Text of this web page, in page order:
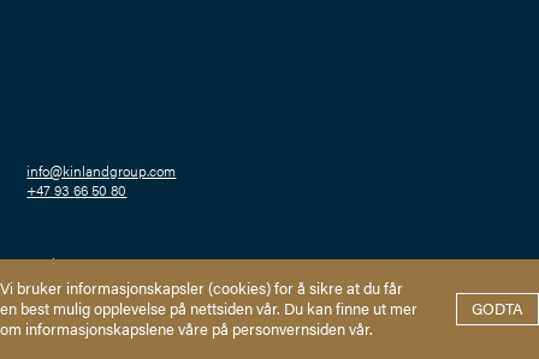
info@kinlandgroup.com
+47 93 66 50 80
Haakon VIIs gate 2
0161 Oslo
Vi bruker informasjonskapsler (cookies) for å sikre at du får
en best mulig opplevelse på nettsiden vår. Du kan finne ut mer
om informasjonskapslene våre på personvernsiden vår.
GODTA